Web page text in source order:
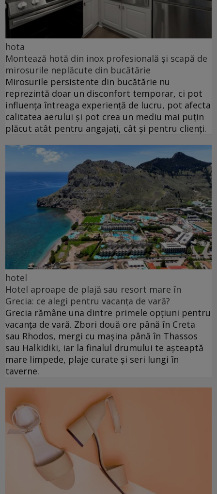
hota
Montează hotă din inox profesională și scapă de
mirosurile neplăcute din bucătărie
Mirosurile persistente din bucătărie nu
reprezintă doar un disconfort temporar, ci pot
influența întreaga experiență de lucru, pot afecta
calitatea aerului și pot crea un mediu mai puțin
plăcut atât pentru angajați, cât și pentru clienți.
hotel
Hotel aproape de plajă sau resort mare în
Grecia: ce alegi pentru vacanța de vară?
Grecia rămâne una dintre primele opțiuni pentru
vacanța de vară. Zbori două ore până în Creta
sau Rhodos, mergi cu mașina până în Thassos
sau Halkidiki, iar la finalul drumului te așteaptă
mare limpede, plaje curate și seri lungi în
taverne.